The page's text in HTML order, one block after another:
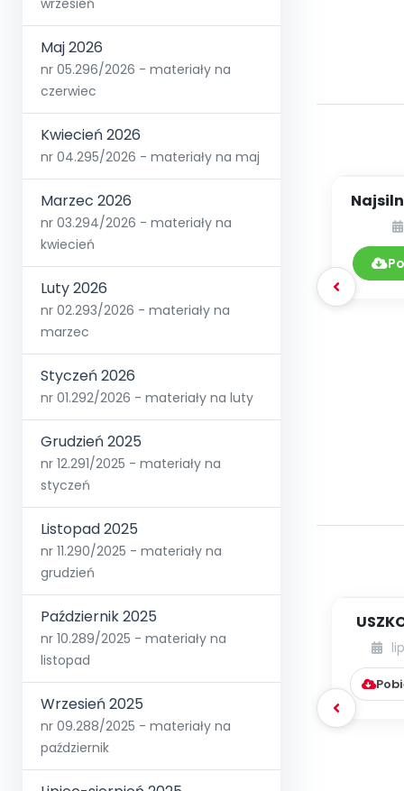
wrzesień
Maj 2026
nr 05.296/2026 - materiały na
czerwiec
Kwiecień 2026
nr 04.295/2026 - materiały na maj
Marzec 2026
nr 03.294/2026 - materiały na
kwiecień
Luty 2026
nr 02.293/2026 - materiały na
marzec
Styczeń 2026
nr 01.292/2026 - materiały na luty
Grudzień 2025
nr 12.291/2025 - materiały na
styczeń
Listopad 2025
nr 11.290/2025 - materiały na
grudzień
Październik 2025
nr 10.289/2025 - materiały na
listopad
Wrzesień 2025
nr 09.288/2025 - materiały na
październik